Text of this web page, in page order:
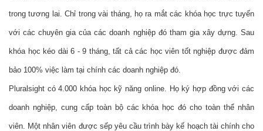
trong tương lai. Chỉ trong vài tháng, họ ra mắt các khóa học trực tuyến
với các chuyên gia của các doanh nghiệp đó tham gia xây dựng. Sau
khóa học kéo dài 6 - 9 tháng, tất cả các học viên tốt nghiệp được đảm
bảo 100% việc làm tại chính các doanh nghiệp đó.
Pluralsight có 4.000 khóa học kỹ năng online. Họ ký hợp đồng với các
doanh nghiệp, cung cấp toàn bộ các khóa học đó cho toàn thể nhân
viên. Một nhân viên được sếp yêu cầu trình bày kế hoạch tài chính cho